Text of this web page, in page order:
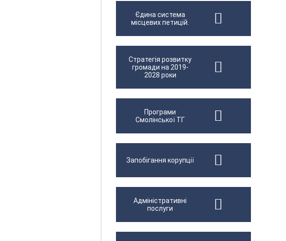
Єдина система
місцевих петицій.
Стратегія розвитку
громади на 2019-
2028 роки
Програми
Смолінської ТГ
Запобігання корупції
Адміністративні
послуги